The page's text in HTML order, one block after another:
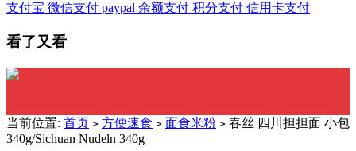
支付宝 微信支付 paypal 余额支付 积分支付 信用卡支付
看了又看
当前位置: 首页 > 方便速食 > 面食米粉 > 春丝 四川担担面 小包
340g/Sichuan Nudeln 340g